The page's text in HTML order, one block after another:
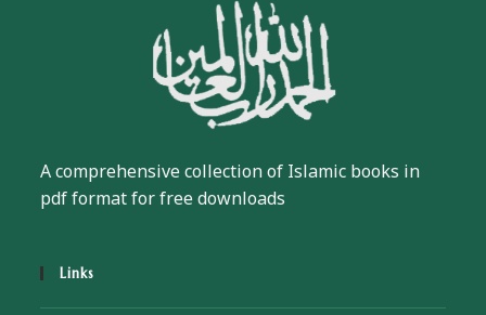
A comprehensive collection of Islamic books in
pdf format for free downloads
Links